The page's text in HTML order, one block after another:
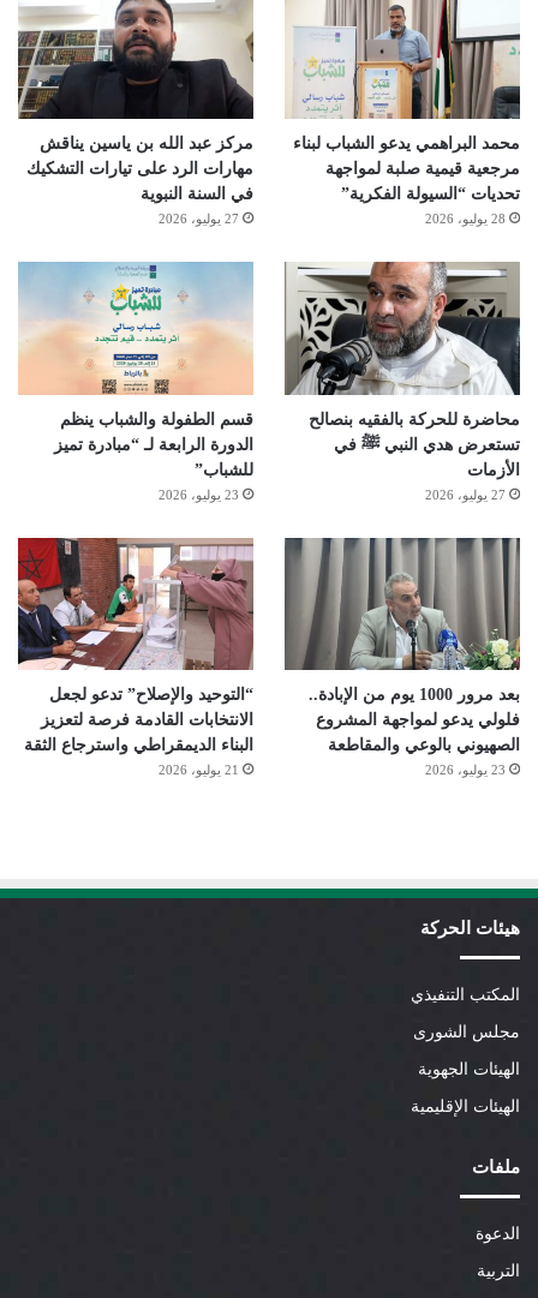
محمد البراهمي يدعو الشباب لبناء
مرجعية قيمية صلبة لمواجهة
تحديات “السيولة الفكرية”
28 يوليو، 2026
مركز عبد الله بن ياسين يناقش
مهارات الرد على تيارات التشكيك
في السنة النبوية
27 يوليو، 2026
محاضرة للحركة بالفقيه بنصالح
تستعرض هدي النبي ﷺ في
الأزمات
27 يوليو، 2026
قسم الطفولة والشباب ينظم
الدورة الرابعة لـ “مبادرة تميز
للشباب”
23 يوليو، 2026
بعد مرور 1000 يوم من الإبادة..
فلولي يدعو لمواجهة المشروع
الصهيوني بالوعي والمقاطعة
23 يوليو، 2026
“التوحيد والإصلاح” تدعو لجعل
الانتخابات القادمة فرصة لتعزيز
البناء الديمقراطي واسترجاع الثقة
21 يوليو، 2026
هيئات الحركة
المكتب التنفيذي
مجلس الشورى
الهيئات الجهوية
الهيئات الإقليمية
ملفات
الدعوة
التربية